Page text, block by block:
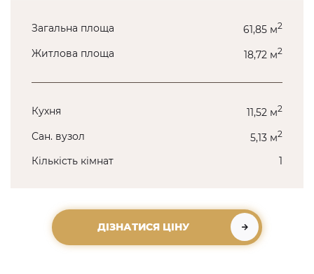
Загальна площа 61,85 м2
Житлова площа 18,72 м2
Кухня 11,52 м2
Сан. вузол 5,13 м2
Кількість кімнат 1
ДІЗНАТИСЯ ЦІНУ